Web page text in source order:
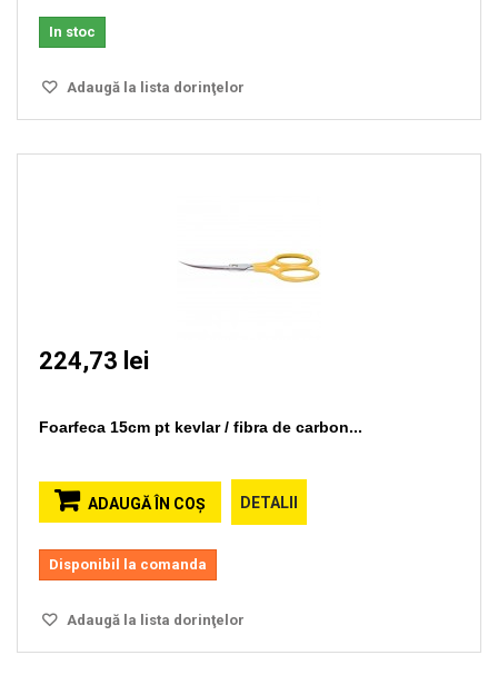
In stoc
Adaugă la lista dorinţelor
224,73 lei
Foarfeca 15cm pt kevlar / fibra de carbon...
ADAUGĂ ÎN COŞ DETALII
Disponibil la comanda
Adaugă la lista dorinţelor